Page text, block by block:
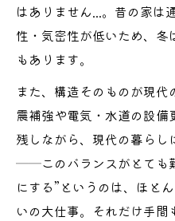
はありません...。昔の家は
性・気密性が低いため、
もあります。
また、構造そのものが現
震補強や電気・水道の設備
残しながら、現代の暮らし
──このバランスがとても
にする”というのは、ほと
いの大仕事。それだけ手